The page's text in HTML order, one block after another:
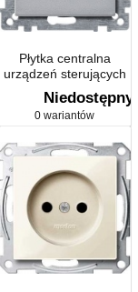
Płytka centralna
urządzeń sterujących
system M
Niedostępny
0 wariantów